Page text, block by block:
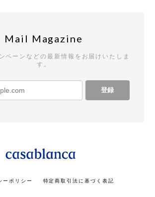
Mail Magazine
ペーンなどの最新情報をお届けいたしま
す。
登録
ーポリシー 特定商取引法に基づく表記